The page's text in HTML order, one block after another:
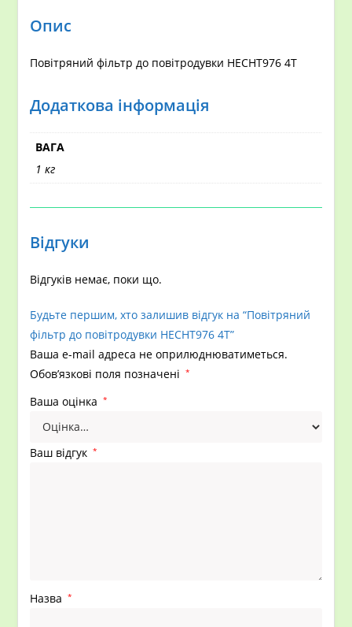
Опис
Повітряний фільтр до повітродувки НECHT976 4Т
Додаткова інформація
ВАГА
1 кг
Відгуки
Відгуків немає, поки що.
Будьте першим, хто залишив відгук на “Повітряний
фільтр до повітродувки НECHT976 4Т”
Ваша e-mail адреса не оприлюднюватиметься.
Обов’язкові поля позначені
*
Ваша оцінка *
Ваш відгук *
Назва *